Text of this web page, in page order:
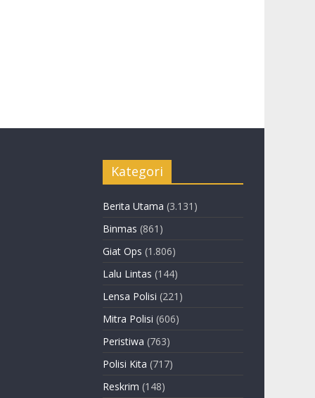
Kategori
Berita Utama (3.131)
Binmas (861)
Giat Ops (1.806)
Lalu Lintas (144)
Lensa Polisi (221)
Mitra Polisi (606)
Peristiwa (763)
Polisi Kita (717)
Reskrim (148)